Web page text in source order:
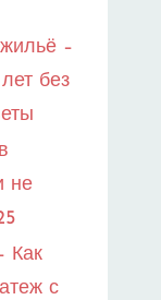
–
без
не
Как
с